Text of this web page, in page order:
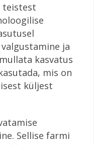
teistest
ja
kasvatus
mis on
küljest
Sellise farmi